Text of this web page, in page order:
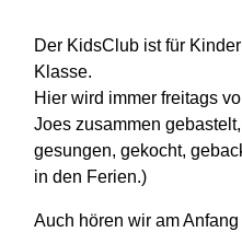
Der KidsClub ist für
Klasse.
Hier wird immer freitags
Joes zusammen
gesungen, gekocht,
in den Ferien.)
Auch hören wir am